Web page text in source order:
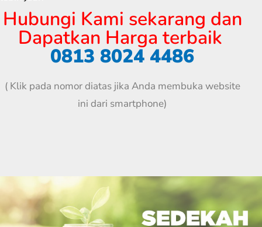
Hubungi Kami sekarang dan
Dapatkan Harga terbaik
0813 8024 4486
( Klik pada nomor diatas jika Anda membuka website
ini dari smartphone)